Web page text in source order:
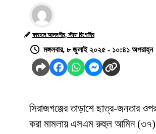
ফারহান আলমগীর, স্টাফ রিপোর্টার
মঙ্গলবার, ৮ জুলাই ২০২৫ - ১০:৪১ অপরাহ্ন
সিরাজগঞ্জের তাড়াশে ছাত্র-জনতার
করা মামলায় এসএম রুহুল আমিন (৩৭)